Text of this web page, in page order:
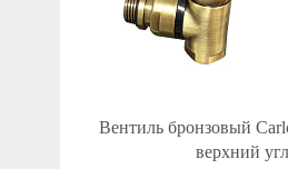
Вентиль бронзовый
верхний